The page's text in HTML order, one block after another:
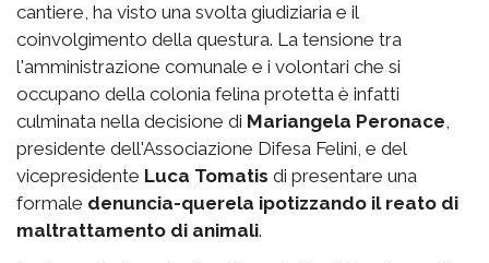
cantiere, ha visto una svolta giudiziaria e il
coinvolgimento della questura. La tensione tra
l'amministrazione comunale e i volontari che si
occupano della colonia felina protetta è infatti
culminata nella decisione di Mariangela Peronace,
presidente dell'Associazione Difesa Felini, e del
vicepresidente Luca Tomatis di presentare una
formale denuncia-querela ipotizzando il reato di
maltrattamento di animali.